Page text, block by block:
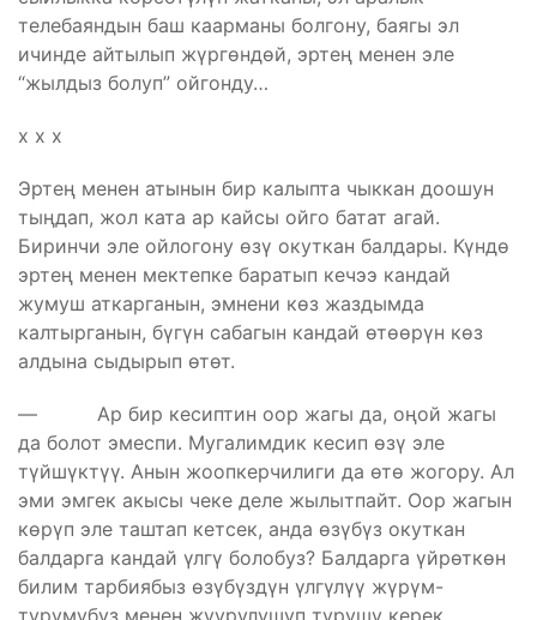
телебаяндын баш каарманы болгону, баягы эл
ичинде айтылып жүргөндөй, эртең менен эле
“жылдыз болуп” ойгонду…
х х х
Эртең менен атынын бир калыпта чыккан доошун
тыңдап, жол ката ар кайсы ойго батат агай.
Биринчи эле ойлогону өзү окуткан балдары. Күндө
эртең менен мектепке баратып кечээ кандай
жумуш аткарганын, эмнени көз жаздымда
калтырганын, бүгүн сабагын кандай өтөөрүн көз
алдына сыдырып өтөт.
— Ар бир кесиптин оор жагы да, оңой жагы
да болот эмеспи. Мугалимдик кесип өзү эле
түйшүктүү. Анын жоопкерчилиги да өтө жогору. Ал
эми эмгек акысы чеке деле жылытпайт. Оор жагын
көрүп эле таштап кетсек, анда өзүбүз окуткан
балдарга кандай үлгү болобуз? Балдарга үйрөткөн
билим тарбиябыз өзүбүздүн үлгүлүү жүрүм-
турумубуз менен жуурулушуп турушу керек.